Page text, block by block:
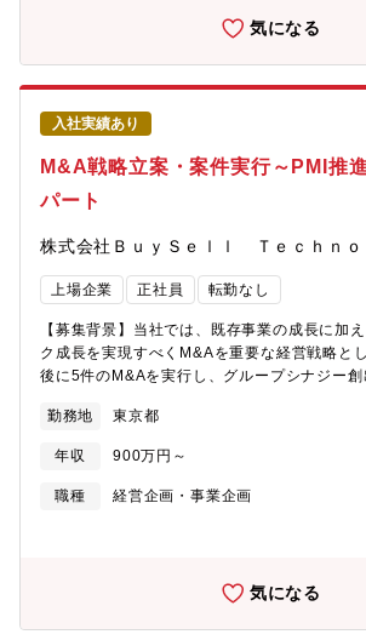
ームなど多様なバックグラウンドのメンバー
供できる価値】グループ会社にハンズオンで
ばし切る経験を得られる戦略立案だけでなく
を作る一気通貫の実行経験を得られるPMI推
会社の役員（社長／COO／事業責任者 等）と
リアパス経営直下で意思決定スピードの速い環
経験【働く環境】・リモートワーク可（但しオ
間および担当グループ会社支援期は出社・出張
解する・進行中の事業開発テーマやPJに参画
ュールの推進を担当6か月：・複数個のプロジ
年：・既存PJの推進に加え、自ら仮説を作り
し、パートナー企業の開拓を含めて推進・必
を整理し、ボードメンバーに答申【職務内容】
トの開発、海外も含めたエリア／サービス展開
イアンス開拓、新たなビジネスモデルを開発
ど、立案した戦略を実行し、収益化まで推進
す。・市場調査等を通じたビジネス仮説の立案
戦略を実行し、収益化まで推進・新規顧客獲得
け施策の計画・実行・検証、及びその統括・各
携の最適化、及びその統括・本部内各セクシ
ップ直轄、経営層に近いポジション・リクル
出身者が活躍している部署・データドリブン×
提供できる価値】・数億円の事業予算をコン
事業会社での新規事業の立ち上げ・グロース
字・データを全て把握して戦略・打ち手の策
任者など
気になる
入社実績あり
M&A戦略立案・案件実行～PMI推
パート
株式会社ＢｕｙＳｅｌｌ Ｔｅｃｈｎｏ
上場企業 正社員 転勤なし
【募集背景】当社では、既存事業の成長に加
ク成長を実現すべくM&Aを重要な経営戦略と
後に5件のM&Aを実行し、グループシナジー
すべく、M&Aを活用した成長戦略の立案から
ソーシング、M&A案件の実行、PMIまで一気通
「M&A戦略室」を2025年1月に設立しました
る戦略的なM&Aの推進を強化すべく、より人
果】2~3ヵ月程度で、当社の事業概観や過去の
アップいただき、以降は、経験/能力、案件状
ト業務/実行～統合の各実務において、プロジ
いただくことを期待しています。【職務内容
勤務地 東京都
年収 900万円～
職種
経営企画・事業企画
気になる